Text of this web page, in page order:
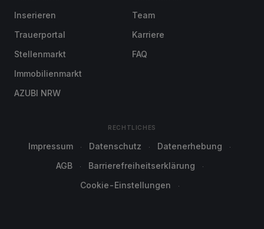
Inserieren
Trauerportal
Stellenmarkt
Immobilienmarkt
AZUBI NRW
Team
Karriere
FAQ
RECHTLICHES
Impressum Datenschutz
Datenerhebung
AGB
Barrierefreiheitserklärung
Cookie-Einstellungen